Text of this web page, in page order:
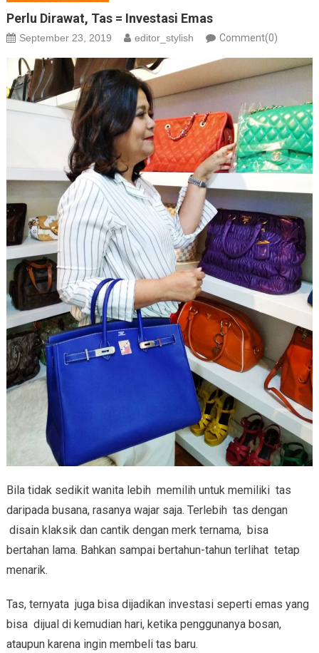
Perlu Dirawat, Tas = Investasi Emas
September 23, 2019 editor_stylish Comment(0)
Bila tidak sedikit wanita lebih memilih untuk memiliki tas
daripada busana, rasanya wajar saja. Terlebih tas dengan
disain klaksik dan cantik dengan merk ternama, bisa
bertahan lama. Bahkan sampai bertahun-tahun terlihat tetap
menarik.
Tas, ternyata juga bisa dijadikan investasi seperti emas yang
bisa dijual di kemudian hari, ketika penggunanya bosan,
ataupun karena ingin membeli tas baru.